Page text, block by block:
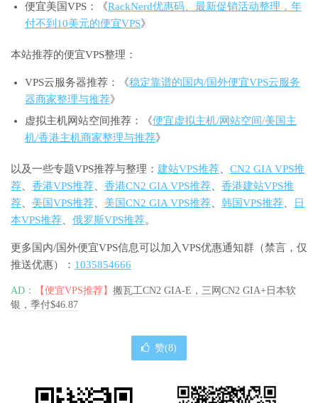
便宜美国VPS：《RackNerd优惠码、最新促销活动整理，年
付不到10美元的便宜VPS》
本站推荐的便宜VPS整理：
VPS云服务器推荐：《稳定靠谱的国内/国外便宜VPS云服务
器商家整理与推荐》
虚拟主机网站空间推荐：《便宜虚拟主机/网站空间/美国主
机/香港主机商家整理与推荐》
以及一些专题VPS推荐与整理： 建站VPS推荐
CN2 GIA VPS推
荐
香港VPS推荐 香港CN2 GIA VPS推荐
香港建站VPS推
荐
美国VPS推荐 美国CN2 GIA VPS推荐 韩国VPS推荐
日
本VPS推荐
俄罗斯VPS推荐。
更多国内/国外便宜VPS信息可以加入VPS优惠通知群（禁言，仅
推送优惠）： 1035854666
AD： 【便宜VPS推荐】 搬瓦工CN2 GIA-E，三网CN2 GIA+日本软
银，季付$46.87
赞(8)